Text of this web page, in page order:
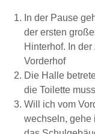
In der Pause
der ersten
Hinterhof. In
Vorderhof
Die Halle
die Toilette
Will ich vom
wechseln, gehe